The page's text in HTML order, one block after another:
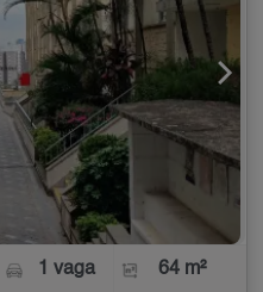
1 vaga 64 m²